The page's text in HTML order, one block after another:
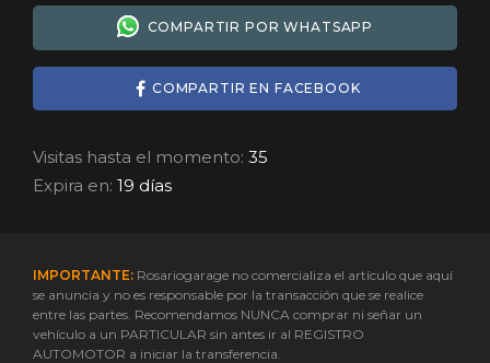
COMPARTIR POR WHATSAPP
COMPARTIR EN FACEBOOK
Visitas hasta el momento: 35
Expira en: 19 días
IMPORTANTE: Rosariogarage no comercializa el artículo que aquí
se anuncia y no es responsable por la transacción que se realice
entre las partes. Recomendamos NUNCA comprar ni señar un
vehículo a un PARTICULAR sin antes ir al REGISTRO
AUTOMOTOR a iniciar la transferencia.